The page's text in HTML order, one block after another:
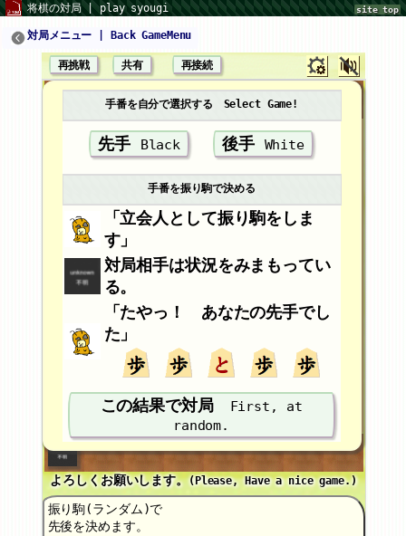
site top
将棋の対局 | play syougi
対局メニュー | Back GameMenu
再挑戦 共有 再接続
よろしくお願いします。(Please, Have a nice game.)
手番を自分で選択する Select Game!
先手 Black 後手 White
手番を振り駒で決める
「立会人として振り駒をしま
す」
対局相手は状況をみまもってい
る。
「たやっ！ あなたの先手でし
た」
この結果で対局
First, at
random.
振り駒(ランダム)で
先後を決めます。